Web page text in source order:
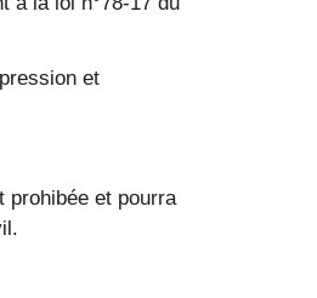
et
prohibée et pourra